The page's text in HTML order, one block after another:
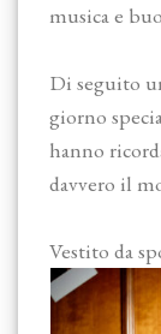
musica e
Di seguito
giorno
hanno
davvero il
Vestito da